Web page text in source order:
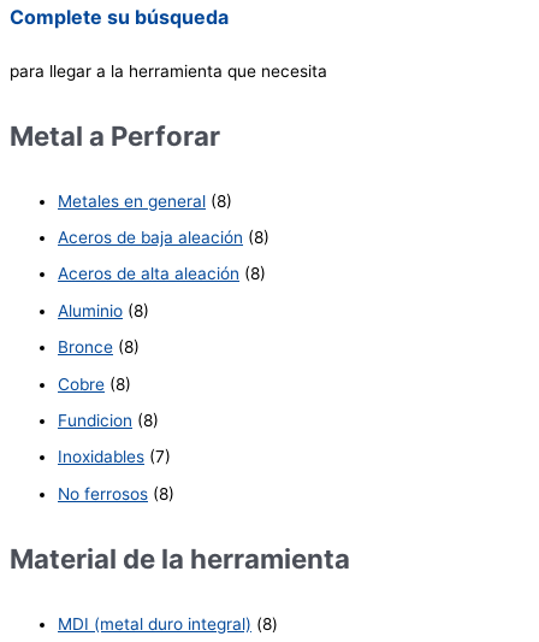
Complete su búsqueda
para llegar a la herramienta que necesita
Metal a Perforar
Metales en general (8)
Aceros de baja aleación (8)
Aceros de alta aleación (8)
Aluminio (8)
Bronce (8)
Cobre (8)
Fundicion (8)
Inoxidables (7)
No ferrosos (8)
Material de la herramienta
MDI (metal duro integral) (8)